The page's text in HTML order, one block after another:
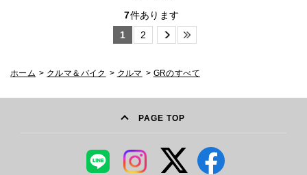
7件あります
1
2
ホーム > クルマ＆バイク > クルマ > GRのすべて
PAGE TOP